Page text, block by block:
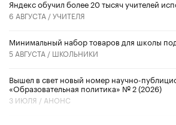
​Яндекс обучил более 20 тысяч учителей
6 АВГУСТА /УЧИТЕЛЯ
Минимальный набор товаров для школы
5 АВГУСТА / ШКОЛЬНИКИ
Вышел в свет новый номер научно-
«Образовательная политика» № 2 (2026)
3 ИЮЛЯ / АНОНС